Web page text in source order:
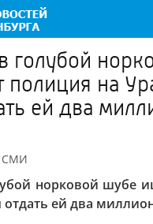
на
ей два
СМИ
норковой шубе
отдать ей два